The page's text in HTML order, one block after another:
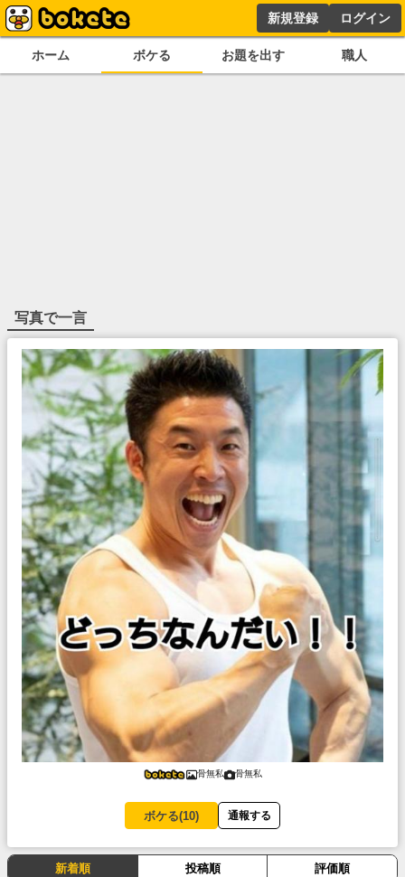
新規登録 ログイン
ホーム ボケる お題を出す 職人
写真で一言
骨無私 骨無私
ボケる(10) 通報する
新着順 投稿順 評価順